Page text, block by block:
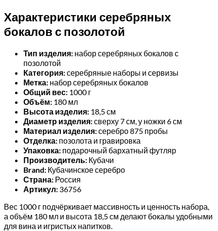
Характеристики серебряных
бокалов с позолотой
Тип изделия: набор серебряных бокалов с
позолотой
Категория:серебряные наборы и сервизы
Метка: набор серебряных бокалов
Общий вес: 1000 г
Объём: 180 мл
Высота изделия: 18,5 см
Диаметр изделия:сверху 7 см, у ножки 6 см
Материал изделия:серебро 875 пробы
Отделка: позолота и гравировка
Упаковка: подарочный бархатный футляр
Производитель: Кубачи
Brand: Кубачинское серебро
Страна: Россия
Артикул: 36756
Вес 1000 г подчёркивает массивность и ценность набора,
а объём 180 мл и высота 18,5 см делают бокалы удобными
для вина и игристых напитков.